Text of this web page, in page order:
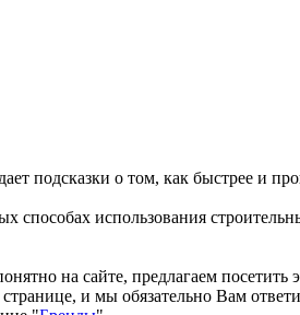
подсказки о том, как быстрее и
использования
на сайте, предлагаем посетить
и мы обязательно Вам